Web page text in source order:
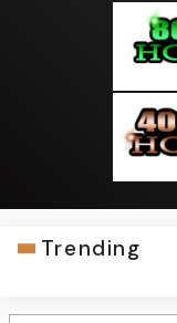
Trending